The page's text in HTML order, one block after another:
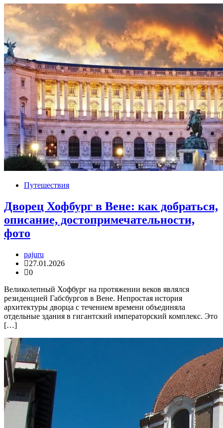
Путешествия
Дворец Хофбург в Вене: как добраться,
описание, достопримечательности,
фото
pajuru
27.01.2026
0
Великолепный Хофбург на протяжении веков являлся
резиденцией Габсбургов в Вене. Непростая история
архитектуры дворца с течением времени объединяла
отдельные здания в гигантский императорский комплекс. Это
[…]